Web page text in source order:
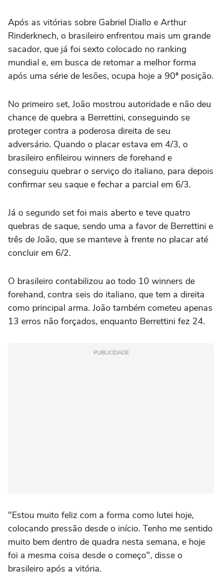
Após as vitórias sobre Gabriel Diallo e Arthur
Rinderknech, o brasileiro enfrentou mais um grande
sacador, que já foi sexto colocado no ranking
mundial e, em busca de retomar a melhor forma
após uma série de lesões, ocupa hoje a 90ª posição.
No primeiro set, João mostrou autoridade e não deu
chance de quebra a Berrettini, conseguindo se
proteger contra a poderosa direita de seu
adversário. Quando o placar estava em 4/3, o
brasileiro enfileirou winners de forehand e
conseguiu quebrar o serviço do italiano, para depois
confirmar seu saque e fechar a parcial em 6/3.
Já o segundo set foi mais aberto e teve quatro
quebras de saque, sendo uma a favor de Berrettini e
três de João, que se manteve à frente no placar até
concluir em 6/2.
O brasileiro contabilizou ao todo 10 winners de
forehand, contra seis do italiano, que tem a direita
como principal arma. João também cometeu apenas
13 erros não forçados, enquanto Berrettini fez 24.
PUBLICIDADE
"Estou muito feliz com a forma como lutei hoje,
colocando pressão desde o início. Tenho me sentido
muito bem dentro de quadra nesta semana, e hoje
foi a mesma coisa desde o começo", disse o
brasileiro após a vitória.